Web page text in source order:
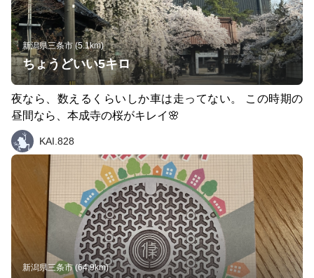
もトライされてみてはいかがでしょうか。
新潟県三条市 (5.1km)
ちょうどいい5キロ
夜なら、数えるくらいしか車は走ってない。 この時期の
昼間なら、本成寺の桜がキレイ🌸
KAI.828
新潟県三条市 (64.9km)